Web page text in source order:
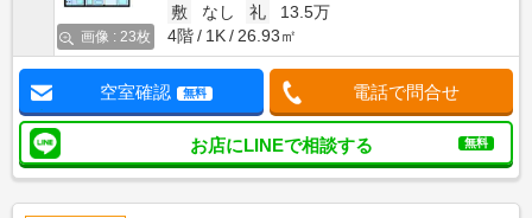
画像 : 23枚
敷 なし 礼
13.5万
4階
1K 26.93㎡
空室確認 無料 電話で問合せ
お店にLINEで相談する 無料